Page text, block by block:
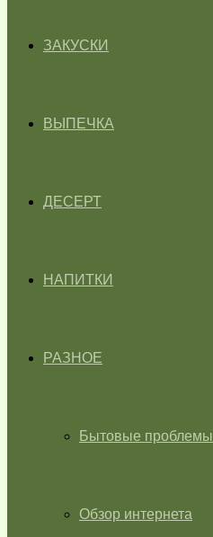
ЗАКУСКИ
ВЫПЕЧКА
ДЕСЕРТ
НАПИТКИ
РАЗНОЕ
Бытовые проблемы
Обзор интернета